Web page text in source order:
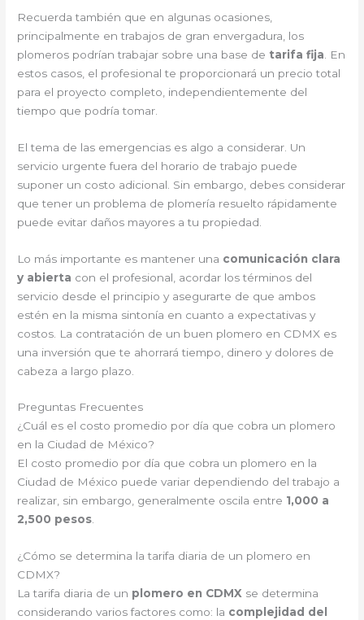
Recuerda también que en algunas ocasiones,
principalmente en trabajos de gran envergadura, los
plomeros podrían trabajar sobre una base de tarifa fija . En
estos casos, el profesional te proporcionará un precio total
para el proyecto completo, independientemente del
tiempo que podría tomar.
El tema de las emergencias es algo a considerar. Un
servicio urgente fuera del horario de trabajo puede
suponer un costo adicional. Sin embargo, debes considerar
que tener un problema de plomería resuelto rápidamente
puede evitar daños mayores a tu propiedad.
Lo más importante es mantener una comunicación clara
y abierta con el profesional, acordar los términos del
servicio desde el principio y asegurarte de que ambos
estén en la misma sintonía en cuanto a expectativas y
costos. La contratación de un buen plomero en CDMX es
una inversión que te ahorrará tiempo, dinero y dolores de
cabeza a largo plazo.
Preguntas Frecuentes
¿Cuál es el costo promedio por día que cobra un plomero
en la Ciudad de México?
El costo promedio por día que cobra un plomero en la
Ciudad de México puede variar dependiendo del trabajo a
realizar, sin embargo, generalmente oscila entre 1,000 a
2,500 pesos.
¿Cómo se determina la tarifa diaria de un plomero en
CDMX?
La tarifa diaria de un plomero en CDMX se determina
considerando varios factores como: la complejidad del